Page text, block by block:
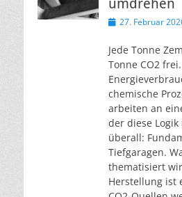
umdrehen
Veröffentlicht
27. Februar
Jede Tonne
Tonne CO2
chemische
arbeiten an
der diese
überall:
Tiefgaragen.
thematisiert
Herstellung ist